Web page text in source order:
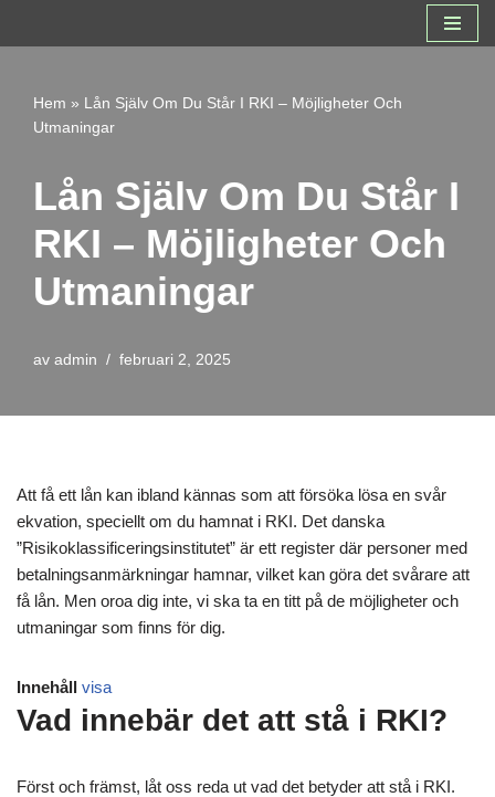
innehåll
Hem » Lån Själv Om Du Står I RKI – Möjligheter Och
Utmaningar
Lån Själv Om Du Står I
RKI – Möjligheter Och
Utmaningar
av admin februari 2, 2025
Att få ett lån kan ibland kännas som att försöka lösa en svår
ekvation, speciellt om du hamnat i RKI. Det danska
”Risikoklassificeringsinstitutet” är ett register där personer med
betalningsanmärkningar hamnar, vilket kan göra det svårare att
få lån. Men oroa dig inte, vi ska ta en titt på de möjligheter och
utmaningar som finns för dig.
Innehåll visa
Vad innebär det att stå i RKI?
Först och främst, låt oss reda ut vad det betyder att stå i RKI.